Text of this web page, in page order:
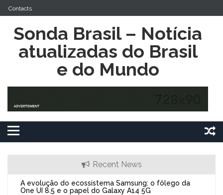
Skip
to
content
Contacts
Sonda Brasil – Notícia
atualizadas do Brasil
e do Mundo
Recent News
A evolução do ecossistema Samsung: o fôlego da
One UI 8.5 e o papel do Galaxy A14 5G